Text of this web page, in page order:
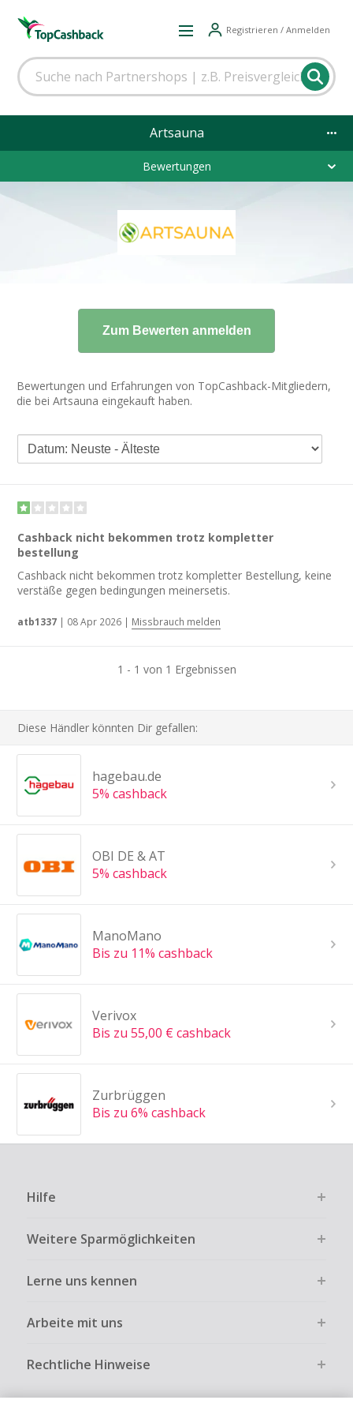
Registrieren / Anmelden
Artsauna
Bewertungen
Bewertungen und Erfahrungen von TopCashback-Mitgliedern,
die bei Artsauna eingekauft haben.
Cashback nicht bekommen trotz kompletter
bestellung
Cashback nicht bekommen trotz kompletter Bestellung, keine
verstäße gegen bedingungen meinersetis.
atb1337 | 08 Apr 2026 | Missbrauch melden
1 - 1 von 1 Ergebnissen
Diese Händler könnten Dir gefallen:
hagebau.de
5% cashback
OBI DE & AT
5% cashback
ManoMano
Bis zu 11% cashback
Verivox
Bis zu 55,00 € cashback
Zurbrüggen
Bis zu 6% cashback
Hilfe
Weitere Sparmöglichkeiten
Lerne uns kennen
Arbeite mit uns
Rechtliche Hinweise